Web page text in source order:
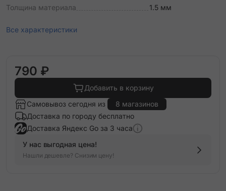
Толщина материала
1.5 мм
Все характеристики
790 ₽
Добавить в корзину
Самовывоз сегодня из
8 магазинов
Доставка по городу бесплатно
Доставка Яндекс Go за 3 часа
У нас выгодная цена!
Нашли дешевле? Снизим цену!